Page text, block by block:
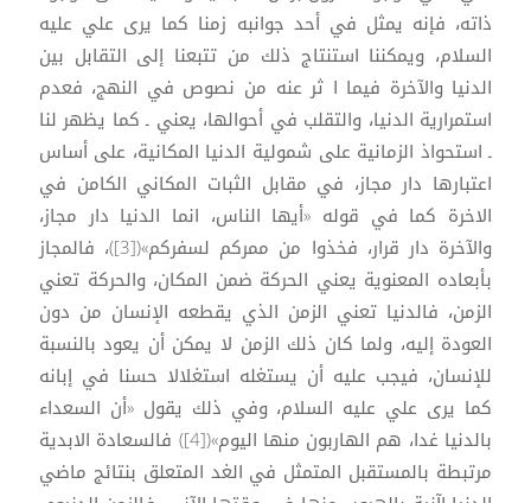
ذاته، فإنه يمثل في أحد جوانبه زمنا كما يرى علي عليه
السلام، ويمكننا استنتاج ذلك من تتبعنا إلى التقابل بين
الدنيا والآخرة فيما ا ثر عنه من نصوص في النهج، فعدم
استمرارية الدنيا، والتقلب في أحوالها، يعني ـ كما يظهر لنا
ـ استحواذ الزمانية على شمولية الدنيا المكانية، على أساس
اعتبارها دار مجاز، في مقابل الثبات المكاني الكامن في
الاخرة كما في قوله «أيها الناس، انما الدنيا دار مجاز،
والآخرة دار قرار، فخذوا من ممركم لسفركم»([3])، فالمجاز
بأبعاده المعنوية يعني الحركة ضمن المكان، والحركة تعني
الزمن، فالدنيا تعني الزمن الذي يقطعه الإنسان من دون
العودة إليه، ولما كان ذلك الزمن لا يمكن أن يعود بالنسبة
للإنسان، فيجب عليه أن يستغله استغلالا حسنا في إبانه
كما يرى علي عليه السلام، وفي ذلك يقول «أن السعداء
بالدنيا غدا، هم الهاربون منها اليوم»([4]) فالسعادة الابدية
مرتبطة بالمستقبل المتمثل في الغد المتعلق بنتائج ماضي